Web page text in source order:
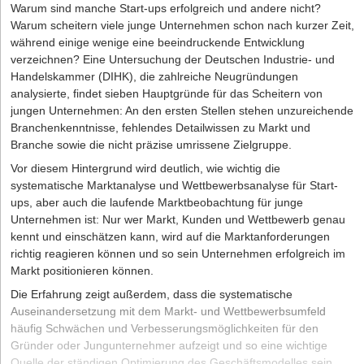
kundenorientierte Beratung tragen sie maßgeblich zur finanziellen
Stabilität und zum Wachstum ihrer Klienten bei.
(Wortwiederholungen ausgenommen). Arbeiten wie Korrektorate
werden oft nach Stunden abgerechnet. Da die Preise aber
individuell nach Sprachen auch hier unterschiedlich sind, sollten
Sie sich über die Preise schlau machen, die Ihre Kolleg/innen in
den jeweiligen Sprachen verlangen. Eins ist jedoch sicher: Wenn
Sie es auf einfach verdientes Geld abgesehen haben, ist
Übersetzer/in wahrscheinlich nicht der richtige Job für Sie. Zwar
haben Sie viele Freiheiten, besonders was die Wahl Ihrer
Arbeitszeiten und Arbeitsorte betrifft, dafür müssen Sie jedoch
mit Kund/innen rechnen.
Erste Schritte: Darauf müssen Sie als selbstständige/r
Übersetzer/in achten
Steht Ihr Entschluss fest und Sie möchten sich als Übersetzer/in
selbstständig machen, sind die folgenden Punkte wichtig:
1. Melden Sie sich beim Finanzamt an
Dies kann bei Übersetzer/innen mit nachweisbarer Ausbildung
meist als Freiberufler/in geschehen, sprich, Sie müssen hierfür
kein Gewerbe anmelden. Passen Sie allerdings auf, fall Sie mit
etablieren können. Los geht’s:
Warum sind manche Start-ups erfolgreich und andere nicht?
Warum scheitern viele junge Unternehmen schon nach kurzer Zeit,
während einige wenige eine beeindruckende Entwicklung
verzeichnen? Eine Untersuchung der Deutschen Industrie- und
Handelskammer (DIHK), die zahlreiche Neugründungen
analysierte, findet sieben Hauptgründe für das Scheitern von
jungen Unternehmen: An den ersten Stellen stehen unzureichende
Branchenkenntnisse, fehlendes Detailwissen zu Markt und
Branche sowie die nicht präzise umrissene Zielgruppe.
Vor diesem Hintergrund wird deutlich, wie wichtig die
systematische Marktanalyse und Wettbewerbsanalyse für Start-
ups, aber auch die laufende Marktbeobachtung für junge
Unternehmen ist: Nur wer Markt, Kunden und Wettbewerb genau
kennt und einschätzen kann, wird auf die Marktanforderungen
richtig reagieren können und so sein Unternehmen erfolgreich im
Markt positionieren können.
Die Erfahrung zeigt außerdem, dass die systematische
Auseinandersetzung mit dem Markt- und Wettbewerbsumfeld
häufig Schwächen und Verbesserungsmöglichkeiten für den
Gründer oder Jungunternehmer aufzeigt und so eine wichtige